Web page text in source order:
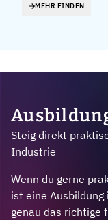
MEHR FINDEN
Steig direkt
Industrie
Wenn du gerne
ist eine
genau das richtige